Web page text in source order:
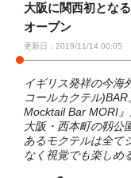
大阪に関西初とな
オープン
更新日：2019/11/14 00:05
イギリス発祥の今海
コールカクテル
Mocktail Bar MORI
大阪・西本町の靱公
あるモクテルは全て
なく視覚でも楽しめ